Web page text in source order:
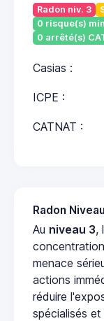
Radon niv. 3
0 risque(s)
0 arrêté(s)
Casias :
ICPE :
CATNAT :
Radon
Au niveau 3,
menace
actions
réduire
spécialisés